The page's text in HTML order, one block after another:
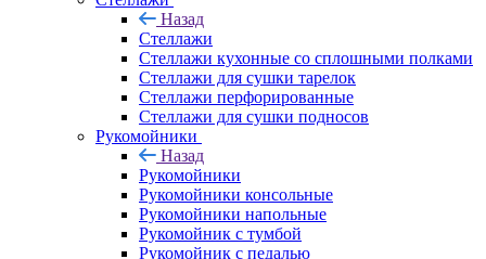
Назад
Стеллажи
Стеллажи кухонные со сплошными полками
Стеллажи для сушки тарелок
Стеллажи перфорированные
Стеллажи для сушки подносов
Рукомойники
Назад
Рукомойники
Рукомойники консольные
Рукомойники напольные
Рукомойник с тумбой
Рукомойник с педалью